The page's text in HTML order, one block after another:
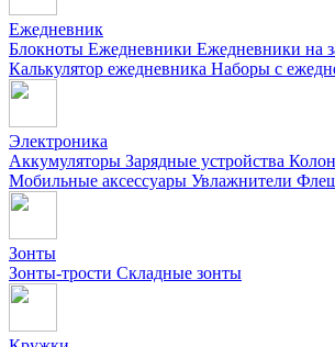
Ежедневник
Блокноты Ежедневники Ежедневники на
Калькулятор ежедневника Наборы с
Электроника
Аккумуляторы Зарядные устройства
Мобильные аксессуары Увлажнители
Зонты
Зонты-трости Складные зонты